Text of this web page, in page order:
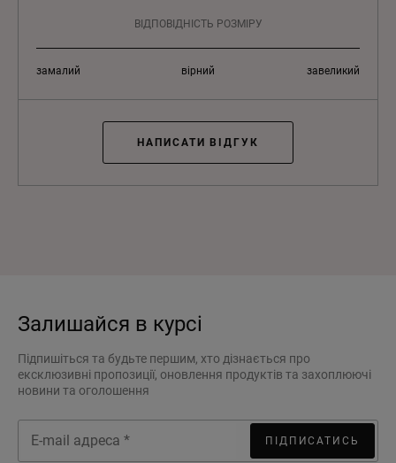
ВІДПОВІДНІСТЬ РОЗМІРУ
замалий вірний завеликий
НАПИСАТИ ВІДГУК
Залишайся в курсі
Підпишіться та будьте першим, хто дізнається про
ексклюзивні пропозиції, оновлення продуктів та захоплюючі
новини та оголошення
ПІДПИСАТИСЬ